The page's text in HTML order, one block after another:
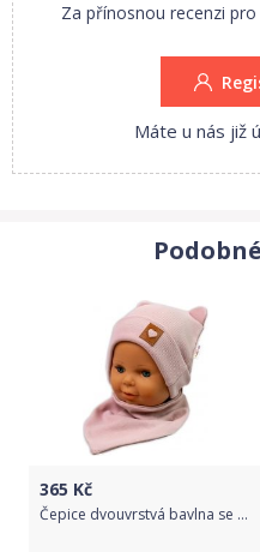
Za přínosnou recenzi
Máte u nás již
365 Kč
Čepice dvouvrstvá bavlna se šátkem - TEDDY pudrově růžová - vel.56-62